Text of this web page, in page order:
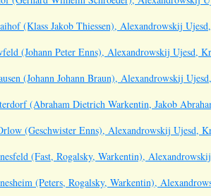
(Klass Jakob Thiessen), Alexandrowskij
(Johann Peter Enns), Alexandrowskij Ujesd,
(Johann Johann Braun), Alexandrowskij
(Abraham Dietrich Warkentin, Jakob
(Geschwister Enns), Alexandrowskij Ujesd,
(Fast, Rogalsky, Warkentin),
(Peters, Rogalsky, Warkentin),